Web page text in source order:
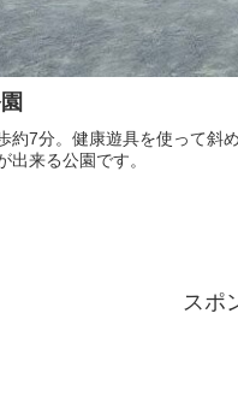
約7分。健康遊具を使って斜
出来る公園です。
スポ